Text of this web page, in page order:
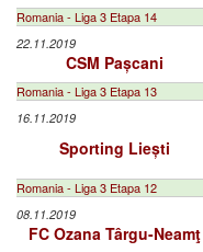
Romania - Liga 3 Etapa 14
22.11.2019
CSM Pașcani
Romania - Liga 3 Etapa 13
16.11.2019
Sporting Liești
Romania - Liga 3 Etapa 12
08.11.2019
FC Ozana Târgu-Neamţ